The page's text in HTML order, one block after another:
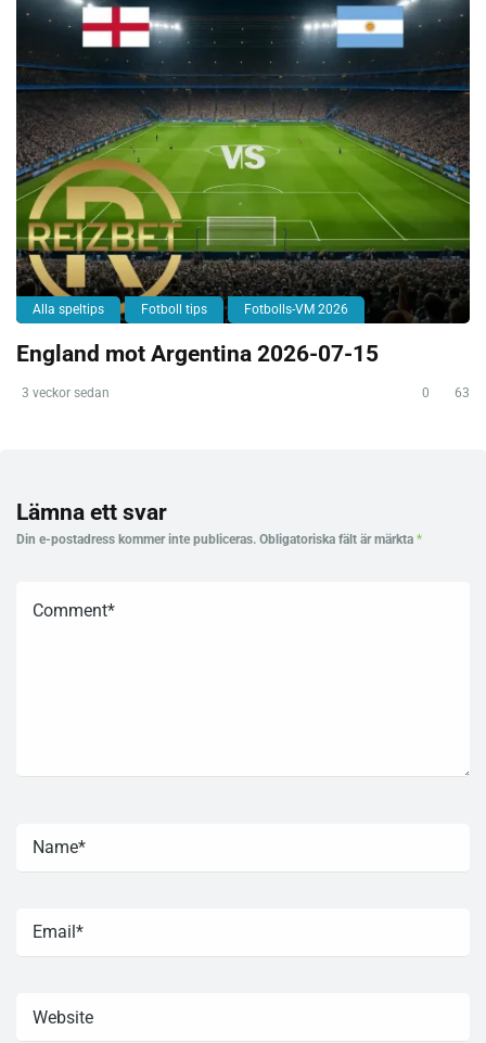
Alla speltips Fotboll tips Fotbolls-VM 2026
England mot Argentina 2026-07-15
3 veckor sedan 0 63
Lämna ett svar
Din e-postadress kommer inte publiceras. Obligatoriska fält är märkta *